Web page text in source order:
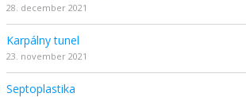
28. december 2021
Karpálny tunel
23. november 2021
Septoplastika